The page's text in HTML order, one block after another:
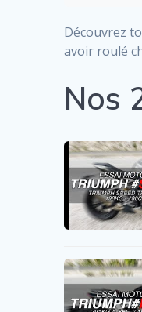
Découvrez
avoir roulé
Nos